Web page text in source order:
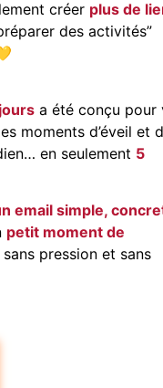
créer plus de
des activités”
a été conçu pour
moments d’éveil et
en seulement 5
email simple,
petit moment de
pression et sans